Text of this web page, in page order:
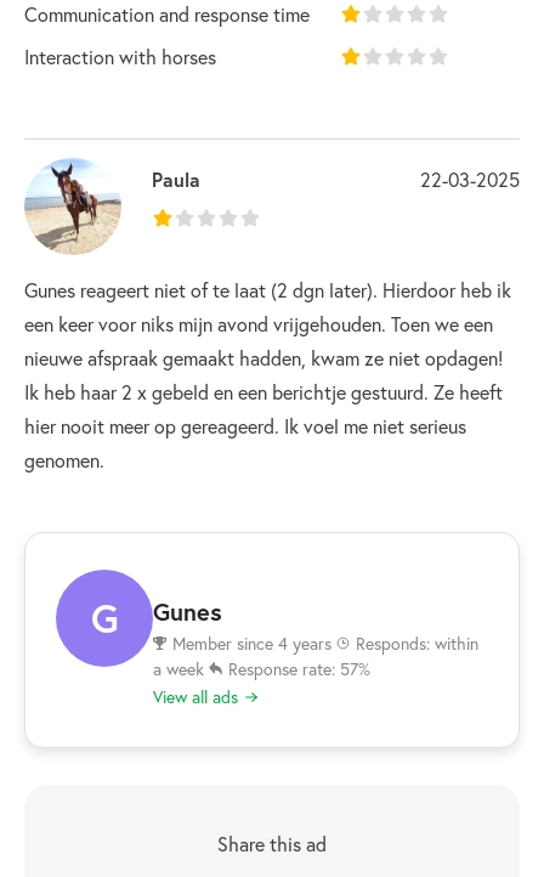
Communication and response time
Interaction with horses
Paula 22-03-2025
Gunes reageert niet of te laat (2 dgn later). Hierdoor heb ik
een keer voor niks mijn avond vrijgehouden. Toen we een
nieuwe afspraak gemaakt hadden, kwam ze niet opdagen!
Ik heb haar 2 x gebeld en een berichtje gestuurd. Ze heeft
hier nooit meer op gereageerd. Ik voel me niet serieus
genomen.
G Gunes
Member since 4 years
Responds: within
a week
Response rate: 57%
View all ads
Share this ad